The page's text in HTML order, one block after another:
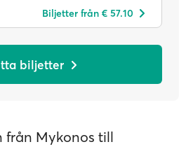
Biljetter från € 57.10
biljetter
från Mykonos till